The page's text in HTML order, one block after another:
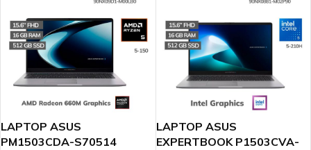
LAPTOP ASUS
PM1503CDA-S70514
LAPTOP ASUS
EXPERTBOOK P1503CVA-